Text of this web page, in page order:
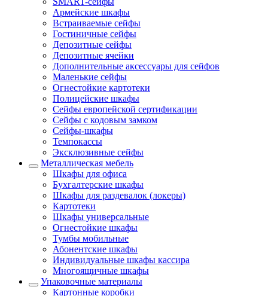
Армейские шкафы
Встраиваемые сейфы
Гостиничные сейфы
Депозитные сейфы
Депозитные ячейки
Дополнительные аксессуары для сейфов
Маленькие сейфы
Огнестойкие картотеки
Полицейские шкафы
Сейфы европейской сертификации
Сейфы с кодовым замком
Сейфы-шкафы
Темпокассы
Эксклюзивные сейфы
Металлическая мебель
Шкафы для офиса
Бухгалтерские шкафы
Шкафы для раздевалок (локеры)
Картотеки
Шкафы универсальные
Огнестойкие шкафы
Тумбы мобильные
Абонентские шкафы
Индивидуальные шкафы кассира
Многоящичные шкафы
Упаковочные материалы
Картонные коробки